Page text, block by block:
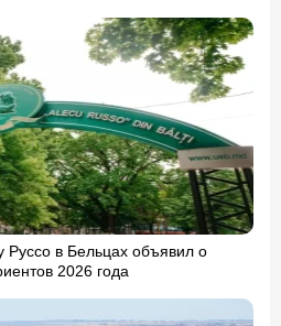
Руссо в Бельцах объявил о
2026 года